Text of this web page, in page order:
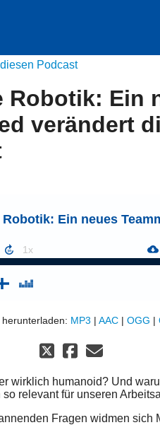
Podcast
Robotik: Ein
verändert
herunterladen: MP3 | AAC | OGG |
wirklich humanoid? Und
relevant für unseren
Fragen widmen sich